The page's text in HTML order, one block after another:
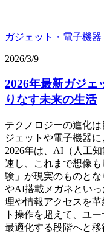
ガジェット・電子機器
2026/3/9
2026年最新ガジェ
りなす未来の生活
テクノロジーの進化
ジェットや電子機器
2026年は、AI（人工
速し、これまで想像
験」が現実のものと
やAI搭載メガネとい
理や情報アクセスを
ト操作を超えて、ユ
最適化する段階へと